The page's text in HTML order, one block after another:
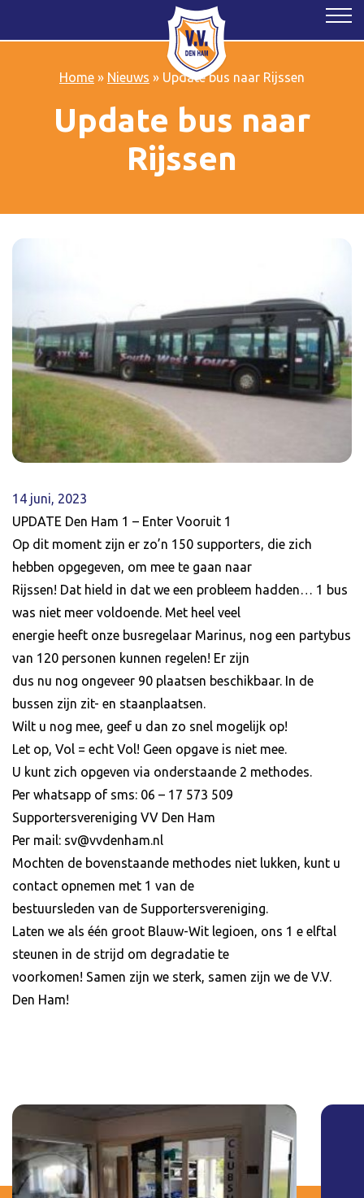
Home» Nieuws » Update bus naar Rijssen
Update bus naar
Rijssen
14 juni, 2023
UPDATE Den Ham 1 – Enter Vooruit 1
Op dit moment zijn er zo’n 150 supporters, die zich
hebben opgegeven, om mee te gaan naar
Rijssen! Dat hield in dat we een probleem hadden… 1 bus
was niet meer voldoende. Met heel veel
energie heeft onze busregelaar Marinus, nog een partybus
van 120 personen kunnen regelen! Er zijn
dus nu nog ongeveer 90 plaatsen beschikbaar. In de
bussen zijn zit- en staanplaatsen.
Wilt u nog mee, geef u dan zo snel mogelijk op!
Let op, Vol = echt Vol! Geen opgave is niet mee.
U kunt zich opgeven via onderstaande 2 methodes.
Per whatsapp of sms: 06 – 17 573 509
Supportersvereniging VV Den Ham
Per mail: sv@vvdenham.nl
Mochten de bovenstaande methodes niet lukken, kunt u
contact opnemen met 1 van de
bestuursleden van de Supportersvereniging.
Laten we als één groot Blauw-Wit legioen, ons 1 e elftal
steunen in de strijd om degradatie te
voorkomen! Samen zijn we sterk, samen zijn we de V.V.
Den Ham!